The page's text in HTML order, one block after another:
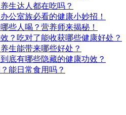
生达人都在吃吗？
公室族必看的健康小妙招！
些人喝？营养师来揭秘！
？吃对了能收获哪些健康好处？
生能带来哪些好处？
底有哪些隐藏的健康功效？
能日常食用吗？